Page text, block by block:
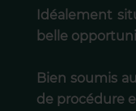
Idéalement
belle
Bien soumis
de procédure